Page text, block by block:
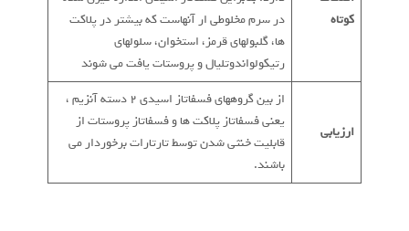
کوتاه
در سرم مخلوطی ار آنهاست که بیشتر در پلاکت
ها، گلبولهای قرمز، استخوان، سلولهای
رتیکولواندوتلیال و پروستات یافت می شوند
ارزیابی
از بین گروههای فسفاتاز اسیدی 2 دسته آنزیم ،
یعنی فسفاتاز پلاکت ها و فسفاتاز پروستات از
قابلیت خنثی شدن توسط تارتارات برخوردار می
باشند.